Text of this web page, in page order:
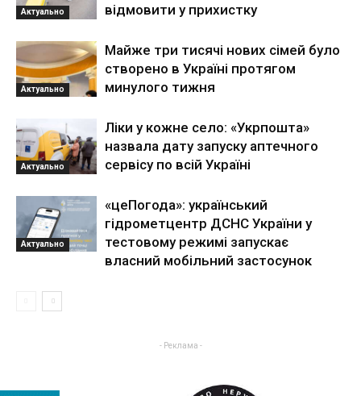
Актуально
відмовити у прихистку
Актуально
Майже три тисячі нових сімей було
створено в Україні протягом
минулого тижня
Актуально
Ліки у кожне село: «Укрпошта»
назвала дату запуску аптечного
сервісу по всій Україні
Актуально
«цеПогода»: український
гідрометцентр ДСНС України у
тестовому режимі запускає
власний мобільний застосунок
- Реклама -